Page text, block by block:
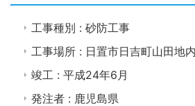
工事種別 : 砂防工事
工事場所 : 日置市日吉町山田地内
竣工 : 平成24年6月
発注者 : 鹿児島県